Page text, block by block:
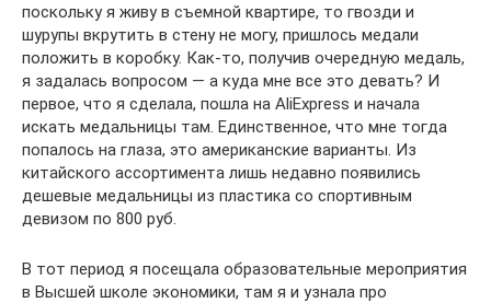
поскольку я живу в съемной квартире, то гвозди и
шурупы вкрутить в стену не могу, пришлось медали
положить в коробку. Как-то, получив очередную медаль,
я задалась вопросом — а куда мне все это девать? И
первое, что я сделала, пошла на AliExpress и начала
искать медальницы там. Единственное, что мне тогда
попалось на глаза, это американские варианты. Из
китайского ассортимента лишь недавно появились
дешевые медальницы из пластика со спортивным
девизом по 800 руб.
В тот период я посещала образовательные мероприятия
в Высшей школе экономики, там я и узнала про